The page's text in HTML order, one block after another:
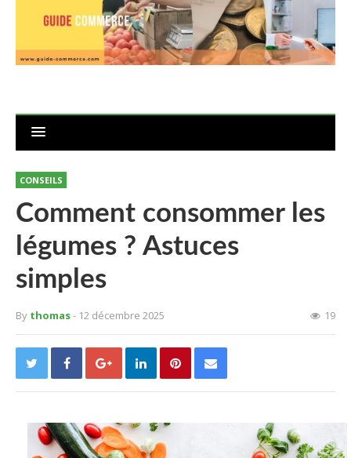
CONSEILS
Comment consommer les
légumes ? Astuces
simples
By thomas- 12 décembre 2025 19